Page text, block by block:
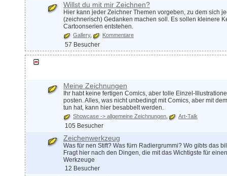
Willst du mit mir Zeichnen?
Hier kann jeder Zeichner Themen vorgeben, zu dem sich
(zeichnerisch) Gedanken machen soll. Es sollen kleinere
Cartoonserien entstehen.
Gallery Kommentare
57 Besucher
Meine Zeichnungen
Ihr habt keine fertigen Comics, aber tolle Einzel-
posten. Alles, was nicht unbedingt mit Comics, aber mit
tun hat, kann hier besabbelt werden.
Showcase -> allgemeine Zeichnungen Art-Talk
105 Besucher
Zeichenwerkzeug
Was für nen Stift? Was fürn Radiergrummi? Wo gibts das
Fragt hier nach den Dingen, die mit das Wichtigste für
Werkzeuge
12 Besucher